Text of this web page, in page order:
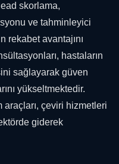
skorlama,
ve tahminleyici
rekabet avantajını
hastaların
sağlayarak güven
yükseltmektedir.
çeviri hizmetleri
giderek